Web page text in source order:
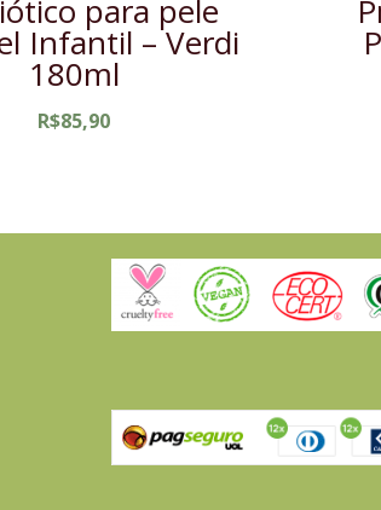
para pele
Infantil – Verdi
180ml
R$85,90